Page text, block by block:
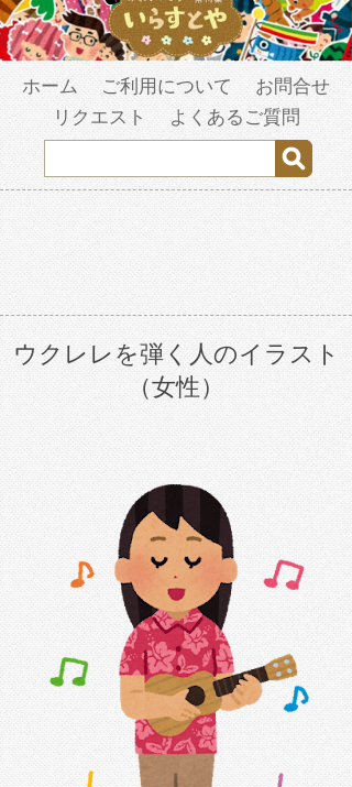
ホーム ご利用について
お問合せ
リクエスト
よくあるご質問
ウクレレを弾く人のイラスト
（女性）